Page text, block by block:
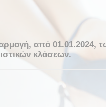
από 01.01.2024,
κλάσεων.